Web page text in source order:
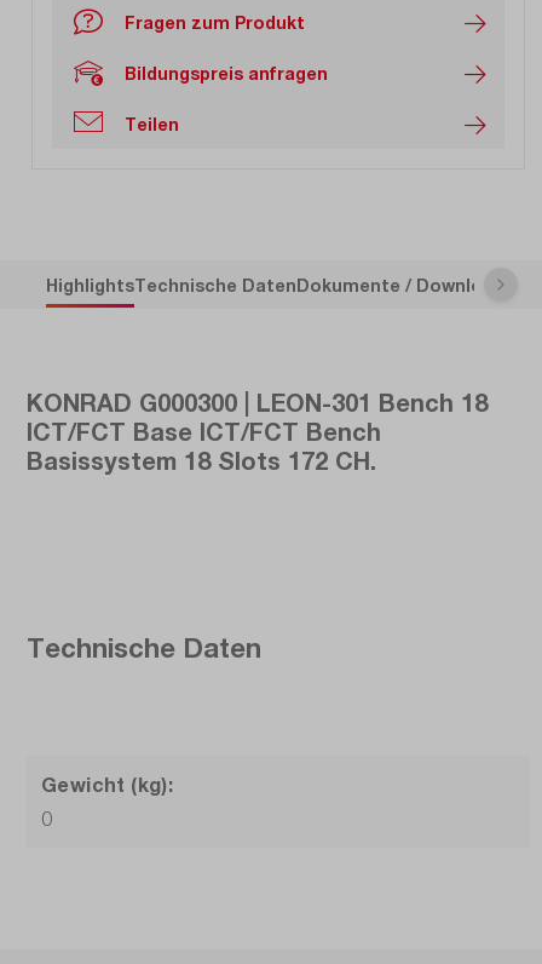
Fragen zum Produkt
Bildungspreis anfragen
Teilen
HighlightsTechnische DatenDokumente / Downloads
KONRAD G000300 | LEON-301 Bench 18
ICT/FCT Base ICT/FCT Bench
Basissystem 18 Slots 172 CH.
Technische Daten
Gewicht (kg):
0